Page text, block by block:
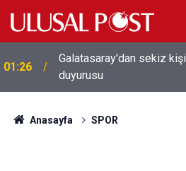
01:26
Galatasaray'dan sekiz kişi
duyurusu
Anasayfa SPOR